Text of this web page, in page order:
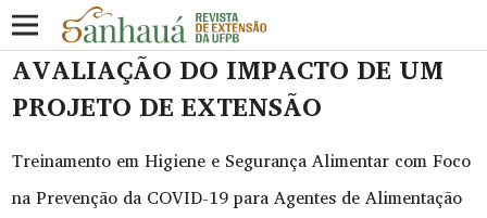
AVALIAÇÃO DO IMPACTO DE UM
PROJETO DE EXTENSÃO
Treinamento em Higiene e Segurança Alimentar com Foco
na Prevenção da COVID-19 para Agentes de Alimentação